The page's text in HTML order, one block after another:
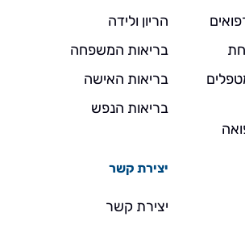
הריון ולידה
בריאות המשפחה
בריאות האישה
בריאות הנפש
יצירת קשר
יצירת קשר